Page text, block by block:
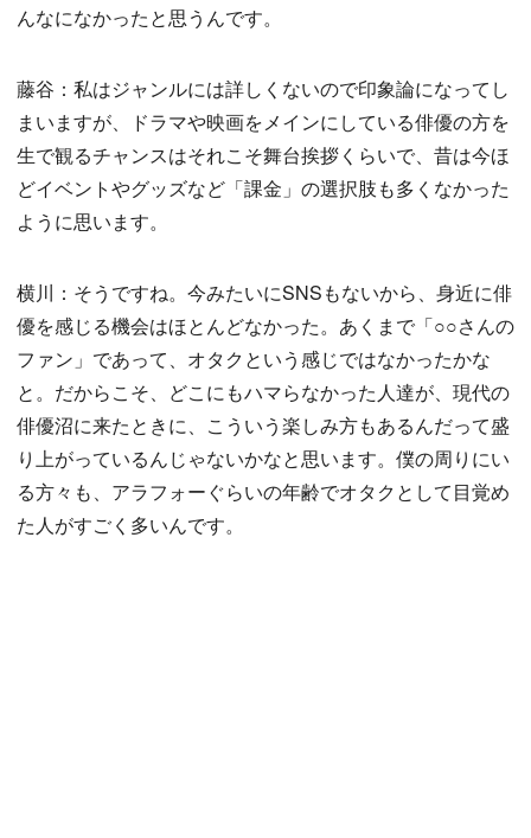
んなになかったと思うんです。
藤谷：私はジャンルには詳しくないので印象論になってし
まいますが、ドラマや映画をメインにしている俳優の方を
生で観るチャンスはそれこそ舞台挨拶くらいで、昔は今ほ
どイベントやグッズなど「課金」の選択肢も多くなかった
ように思います。
横川：そうですね。今みたいにSNSもないから、身近に俳
優を感じる機会はほとんどなかった。あくまで「○○さんの
ファン」であって、オタクという感じではなかったかな
と。だからこそ、どこにもハマらなかった人達が、現代の
俳優沼に来たときに、こういう楽しみ方もあるんだって盛
り上がっているんじゃないかなと思います。僕の周りにい
る方々も、アラフォーぐらいの年齢でオタクとして目覚め
た人がすごく多いんです。